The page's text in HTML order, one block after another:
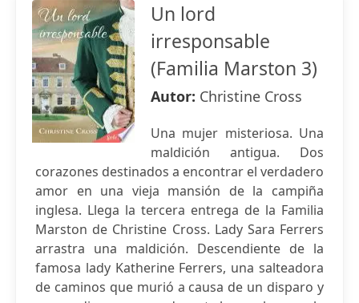
Un lord
irresponsable
(Familia Marston 3)
Autor: Christine Cross
Una mujer misteriosa. Una
maldición antigua. Dos
corazones destinados a encontrar el verdadero
amor en una vieja mansión de la campiña
inglesa. Llega la tercera entrega de la Familia
Marston de Christine Cross. Lady Sara Ferrers
arrastra una maldición. Descendiente de la
famosa lady Katherine Ferrers, una salteadora
de caminos que murió a causa de un disparo y